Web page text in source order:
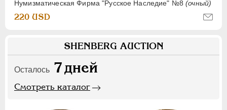
Нумизматическая Фирма "Русское Наследие" №8(очный)
220 USD
SHENBERG AUCTION
Осталось 7дней
Смотреть каталог